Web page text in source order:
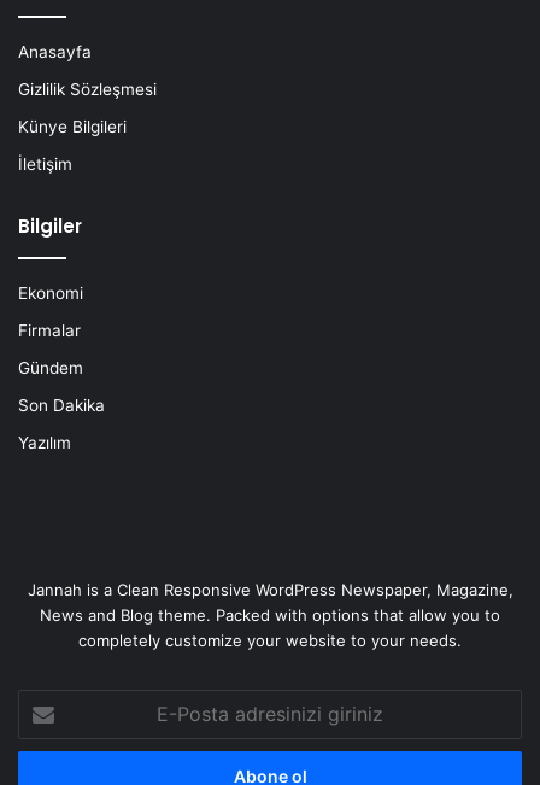
Anasayfa
Gizlilik Sözleşmesi
Künye Bilgileri
İletişim
Bilgiler
Ekonomi
Firmalar
Gündem
Son Dakika
Yazılım
Jannah is a Clean Responsive WordPress Newspaper, Magazine,
News and Blog theme. Packed with options that allow you to
completely customize your website to your needs.
Posta
adresinizi